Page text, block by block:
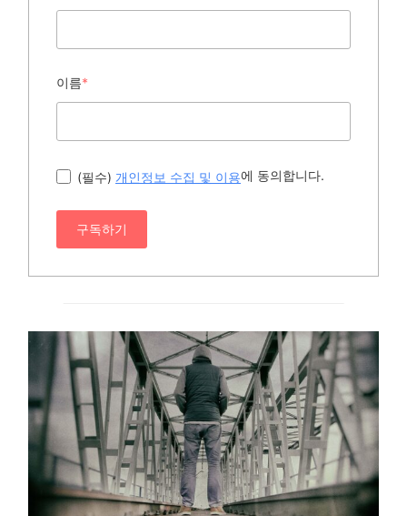
이름*
(필수) 개인정보 수집 및 이용에 동의합니다.
구독하기